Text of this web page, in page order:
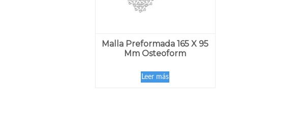
Malla Preformada 165 X 95
Mm Osteoform
Leer más